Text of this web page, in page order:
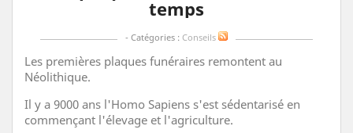
temps
- Catégories : Conseils
Les premières plaques funéraires remontent au
Néolithique.
Il y a 9000 ans l'Homo Sapiens s'est sédentarisé en
commençant l'élevage et l'agriculture.